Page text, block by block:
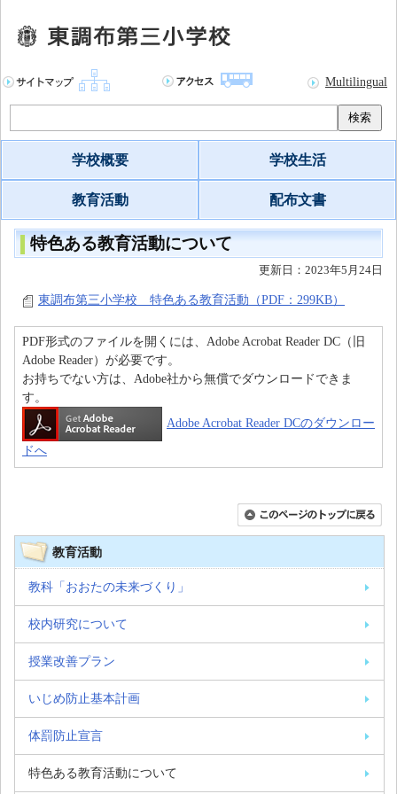
Multilingual
検索
学校概要 学校生活
教育活動 配布文書
特色ある教育活動について
更新日：2023年5月24日
東調布第三小学校 特色ある教育活動（PDF：299KB）
PDF形式のファイルを開くには、Adobe Acrobat Reader DC（旧
Adobe Reader）が必要です。
お持ちでない方は、Adobe社から無償でダウンロードできま
す。
Adobe Acrobat Reader DCのダウンロー
ドへ
教育活動
教科「おおたの未来づくり」
校内研究について
授業改善プラン
いじめ防止基本計画
体罰防止宣言
特色ある教育活動について